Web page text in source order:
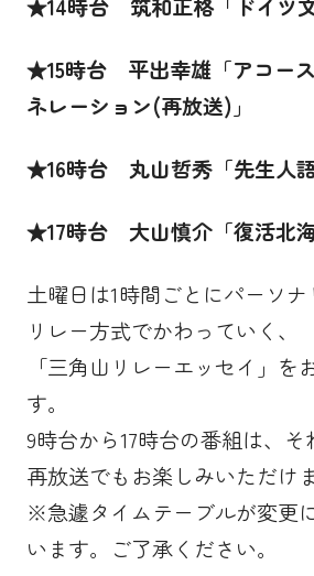
★14時台 筑和正格「ドイツ文
★15時台 平出幸雄「アコー
ネレーション(再放送)」
★16時台 丸山哲秀「先生人語
★17時台 大山慎介「復活北海
土曜日は1時間ごとにパーソ
リレー方式でかわっていく、
「三角山リレーエッセイ」を
す。
9時台から17時台の番組は、そ
再放送でもお楽しみいただけま
※急遽タイムテーブルが変更
います。ご了承ください。